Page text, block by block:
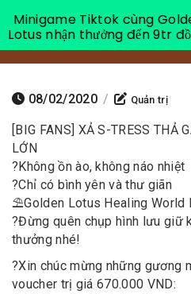
08/02/2020 / Quản trị
[BIG FANS] XẢ S-TRESS THẢ
LỚN
?Không ồn ào, không náo nhiệt
?Chỉ có bình yên và thư giãn
⛱Golden Lotus Healing
?Đừng quên chụp hình lưu giữ
thưởng nhé!
?Xin chúc mừng những gương
voucher trị giá 670.000 VND:
Minigame Tiktok cùng
Lotus nhận thưởng đến 9tr